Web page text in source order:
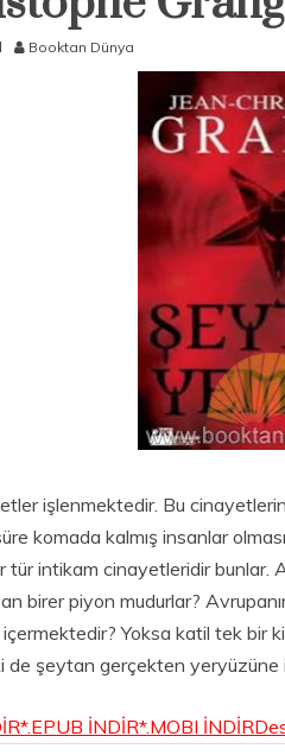
Booktan Dünya
işlenmektedir. Bu
komada kalmış insanlar
tür intikam cinayetleridir bunlar.
birer piyon mudurlar?
Yoksa katil tek bir
de şeytan gerçekten yeryüzüne
*.EPUB İNDİR*.MOBI İNDİR